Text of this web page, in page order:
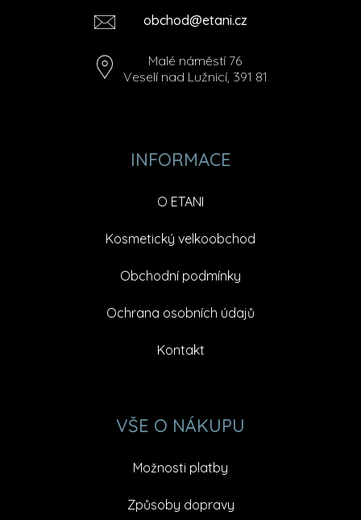
obchod@etani.cz
Malé náměstí 76
Veselí nad Lužnicí, 391 81
INFORMACE
O ETANI
Kosmetický velkoobchod
Obchodní podmínky
Ochrana osobních údajů
Kontakt
VŠE O NÁKUPU
Možnosti platby
Způsoby dopravy